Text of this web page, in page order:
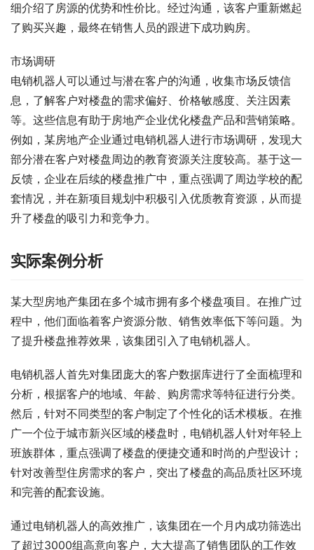
细介绍了房源的优势和性价比。经过沟通，该客户重新燃起
了购买兴趣，最终在销售人员的跟进下成功购房。
市场调研
电销机器人可以通过与潜在客户的沟通，收集市场反馈信
息，了解客户对楼盘的需求偏好、价格敏感度、关注因素
等。这些信息有助于房地产企业优化楼盘产品和营销策略。
例如，某房地产企业通过电销机器人进行市场调研，发现大
部分潜在客户对楼盘周边的教育资源关注度较高。基于这一
反馈，企业在后续的楼盘推广中，重点强调了周边学校的配
套情况，并在新项目规划中积极引入优质教育资源，从而提
升了楼盘的吸引力和竞争力。
实际案例分析
某大型房地产集团在多个城市拥有多个楼盘项目。在推广过
程中，他们面临着客户资源分散、销售效率低下等问题。为
了提升楼盘推荐效果，该集团引入了电销机器人。
电销机器人首先对集团庞大的客户数据库进行了全面梳理和
分析，根据客户的地域、年龄、购房需求等特征进行分类。
然后，针对不同类型的客户制定了个性化的话术模板。在推
广一个位于城市新兴区域的楼盘时，电销机器人针对年轻上
班族群体，重点强调了楼盘的便捷交通和时尚的户型设计；
针对改善型住房需求的客户，突出了楼盘的高品质社区环境
和完善的配套设施。
通过电销机器人的高效推广，该集团在一个月内成功筛选出
了超过3000组高意向客户，大大提高了销售团队的工作效